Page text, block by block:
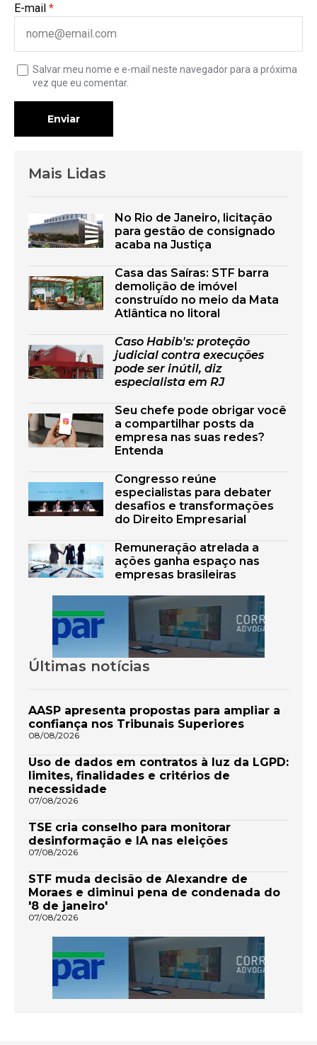
E-mail *
Salvar meu nome e e-mail neste navegador para a próxima
vez que eu comentar.
Enviar
Mais Lidas
No Rio de Janeiro, licitação
para gestão de consignado
acaba na Justiça
Casa das Saíras: STF barra
demolição de imóvel
construído no meio da Mata
Atlântica no litoral
Caso Habib's: proteção
judicial contra execuções
pode ser inútil, diz
especialista em RJ
Seu chefe pode obrigar você
a compartilhar posts da
empresa nas suas redes?
Entenda
Congresso reúne
especialistas para debater
desafios e transformações
do Direito Empresarial
Remuneração atrelada a
ações ganha espaço nas
empresas brasileiras
Últimas notícias
AASP apresenta propostas para ampliar a
confiança nos Tribunais Superiores
08/08/2026
Uso de dados em contratos à luz da LGPD:
limites, finalidades e critérios de
necessidade
07/08/2026
TSE cria conselho para monitorar
desinformação e IA nas eleições
07/08/2026
STF muda decisão de Alexandre de
Moraes e diminui pena de condenada do
'8 de janeiro'
07/08/2026